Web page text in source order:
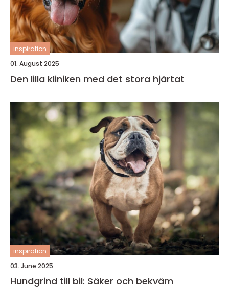
inspiration
01. August 2025
Den lilla kliniken med det stora hjärtat
inspiration
03. June 2025
Hundgrind till bil: Säker och bekväm